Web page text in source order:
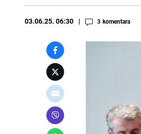
03.06.25. 06:30 3 komentara